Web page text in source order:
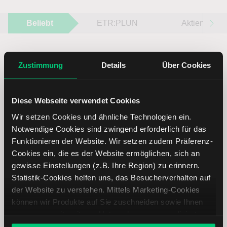
Zustimmung Details Über Cookies
Diese Webseite verwendet Cookies
Wir setzen Cookies und ähnliche Technologien ein.
Notwendige Cookies sind zwingend erforderlich für das
Funktionieren der Website. Wir setzen zudem Präferenz-
Cookies ein, die es der Website ermöglichen, sich an
gewisse Einstellungen (z.B. Ihre Region) zu erinnern.
Statistik-Cookies helfen uns, das Besucherverhalten auf
der Website zu verstehen. Mittels Marketing-Cookies
können wir Produkte auf Sie zuschneiden sowie Ihnen
Beliebt ETR:PLUN Aktien im
Immer up to date – mit unseren
Newslettern
Ihre E-Mail-Adresse (erforderlich)
Abonnieren